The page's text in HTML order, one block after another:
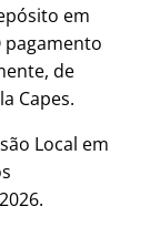
em
de
Capes.
Local em